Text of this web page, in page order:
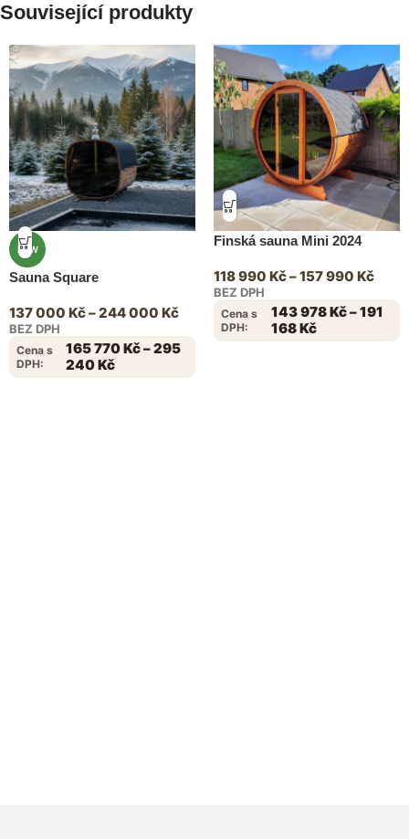
Související produkty
NEW
Sauna Square
137 000 Kč–244 000 Kč
BEZ DPH
Cena s
DPH:
165 770Kč–295
240Kč
Finská sauna Mini 2024
118 990 Kč–157 990 Kč
BEZ DPH
Cena s
DPH:
143 978Kč–191
168Kč